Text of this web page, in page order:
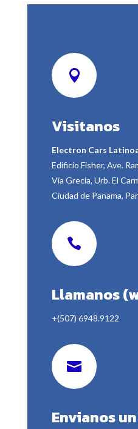

Visitanos
Electron Cars
Edificio Fisher, Ave.
Vía Grecia, Urb. El
Ciudad de Panama,

Llamanos
+(507) 6948.9122

Envianos